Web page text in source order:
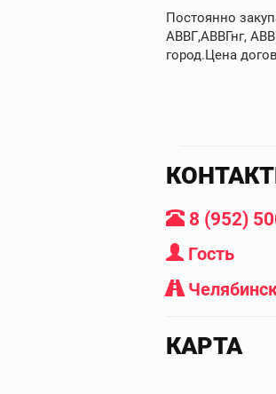
Постоянно
АВВГ,АВВГнг,
город.Цена
8 (952)
Гость
КАРТА